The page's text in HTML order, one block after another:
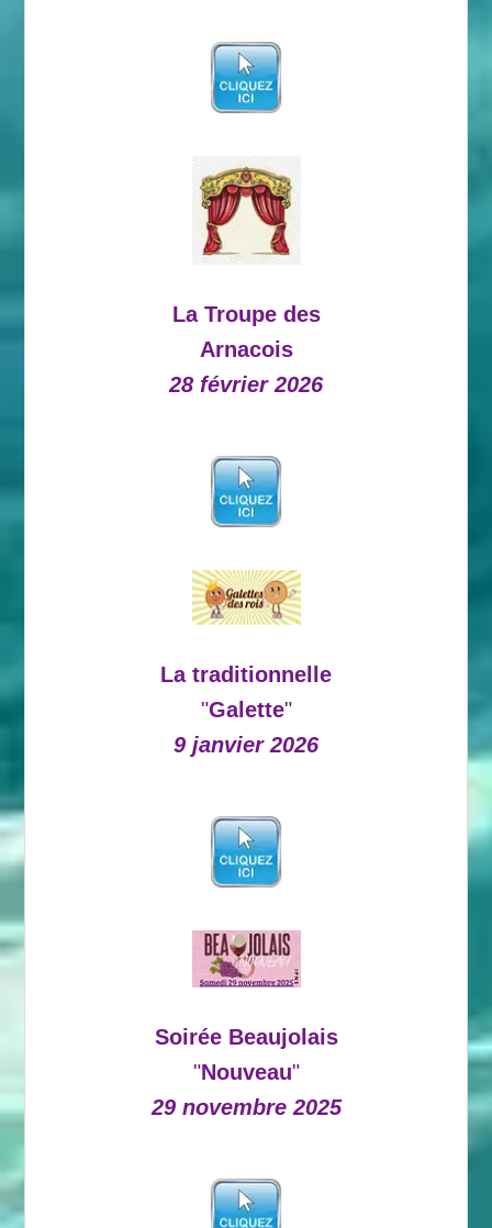
La Troupe des
Arnacois
28 février 2026
La traditionnelle
"Galette"
9 janvier 2026
Soirée Beaujolais
"Nouveau"
29 novembre 2025